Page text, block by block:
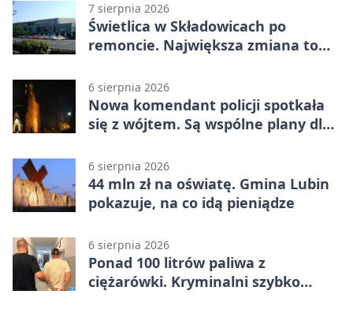
7 sierpnia 2026
Świetlica w Składowicach po
remoncie. Największa zmiana to
6 sierpnia 2026
Nowa komendant policji spotkała
się z wójtem. Są wspólne plany dla
6 sierpnia 2026
44 mln zł na oświatę. Gmina Lubin
pokazuje, na co idą pieniądze
6 sierpnia 2026
Ponad 100 litrów paliwa z
ciężarówki. Kryminalni szybko